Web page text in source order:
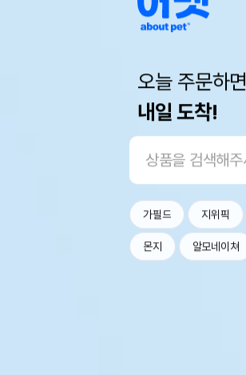
오늘 주문하면
내일 도착!
가필드 지위픽
몬지 알모네이쳐